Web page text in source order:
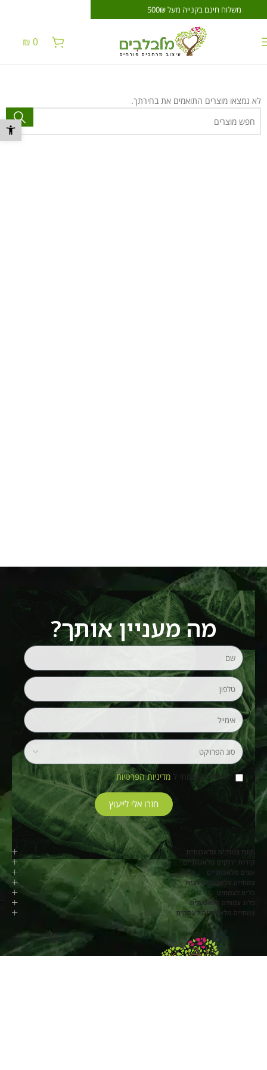
₪ 0
לא נמצאו מוצרים התואמים את בחירתך.
מה מעניין אותך?
קראתי והסכמתי ל מדיניות הפרטיות
חזרו אלי לייעוץ
חנות צמחייה מלאכותית
קירות ירוקים מלאכותיים
עצים מלאכותיים
צמחייה מלאכותית לבית
כלים לצמחים
בלוג צמחיה מלאכותית
צמחייה מלאכותית לעסקים
משלוח חינם בקנייה מעל 500₪
פתח